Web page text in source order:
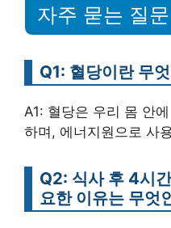
자주 묻는 질
Q1: 혈당이란 무
A1: 혈당은 우리 몸 안
하며, 에너지원으로 사
Q2: 식사 후 4시
요한 이유는 무엇